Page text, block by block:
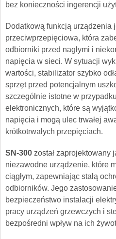
bez konieczności ingerencji
Dodatkową funkcją urządzenia
przeciwprzepięciowa, która
odbiorniki przed nagłymi i
napięcia w sieci. W sytuacji
wartości, stabilizator szybko
sprzęt przed potencjalnym
szczególnie istotne w
elektronicznych, które są
napięcia i mogą ulec trwałej
krótkotrwałych przepięciach.
SN-300 został zaprojektowany
niezawodne urządzenie, które
ciągłym, zapewniając stałą
odbiorników. Jego
bezpieczeństwo instalacji
pracy urządzeń grzewczych i
bezpośredni wpływ na ich